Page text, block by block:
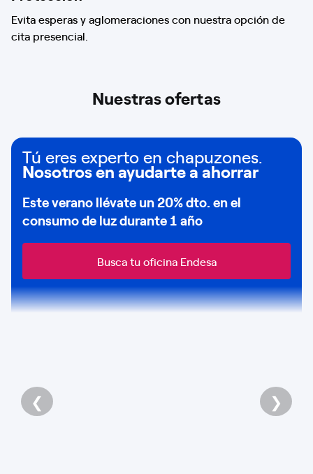
Evita esperas y aglomeraciones con nuestra opción de
cita presencial.
Nuestras ofertas
Tú eres experto en chapuzones.
Nosotros en ayudarte a ahorrar
Este verano llévate un20% dto. en el
consumo deluz durante 1 año
Busca tu oficina Endesa
❮ ❯